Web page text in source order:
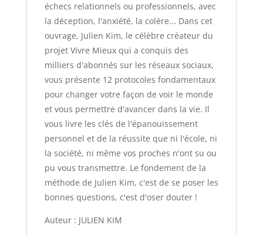
échecs relationnels ou professionnels, avec
la déception, l'anxiété, la colère... Dans cet
ouvrage, Julien Kim, le célèbre créateur du
projet Vivre Mieux qui a conquis des
milliers d'abonnés sur les réseaux sociaux,
vous présente 12 protocoles fondamentaux
pour changer votre façon de voir le monde
et vous permettre d'avancer dans la vie. Il
vous livre les clés de l'épanouissement
personnel et de la réussite que ni l'école, ni
la société, ni même vos proches n'ont su ou
pu vous transmettre. Le fondement de la
méthode de Julien Kim, c'est de se poser les
bonnes questions, c'est d'oser douter !
Auteur : JULIEN KIM